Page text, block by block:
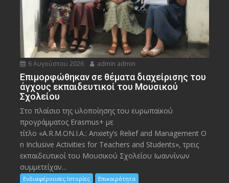
6 Αυγούστου 2026 admin admin
Eπιμορφώθηκαν σε θέματα διαχείρισης του
άγχους εκπαιδευτικοί του Μουσικού
Σχολείου
Στο πλαίσιο της υλοποίησης του ευρωπαϊκού
προγράμματος Erasmus+ με
τίτλο «A.R.M.ON.I.A.: Anxiety’s Relief and Management O
n Inclusive Activities for Teachers and Students», τρεις
εκπαιδευτικοί του Μουσικού Σχολείου Ιωαννίνων
συμμετείχαν...
Ενδιαφέρουσες Ιστορίες Επικαιρότητα